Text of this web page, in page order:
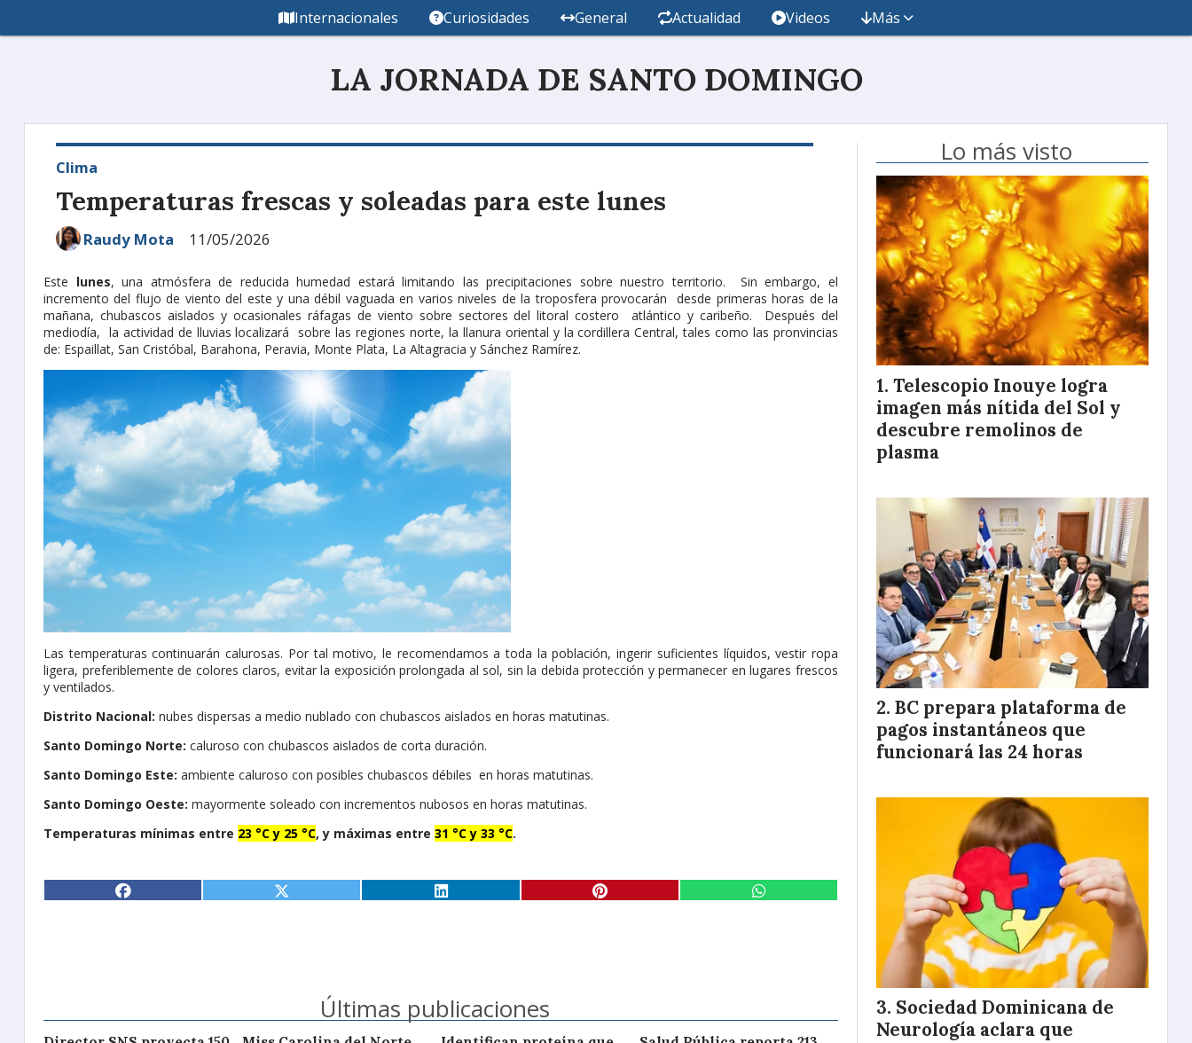
LA JORNADA DE SANTO DOMINGO
Internacionales Curiosidades General Actualidad Videos Más
Temperaturas frescas y soleadas para este lunes
Clima
11/05/2026
Raudy Mota
Este lunes, una atmósfera de reducida humedad estará limitando las precipitaciones sobre nuestro territorio. Sin embargo, el
incremento del flujo de viento del este y una débil vaguada en varios niveles de la troposfera provocarán desde primeras horas de la
mañana, chubascos aislados y ocasionales ráfagas de viento sobre sectores del litoral costero atlántico y caribeño. Después del
mediodía, la actividad de lluvias localizará sobre las regiones norte, la llanura oriental y la cordillera Central, tales como las pronvincias
de: Espaillat, San Cristóbal, Barahona, Peravia, Monte Plata, La Altagracia y Sánchez Ramírez.
Las temperaturas continuarán calurosas. Por tal motivo, le recomendamos a toda la población, ingerir suficientes líquidos, vestir ropa
ligera, preferiblemente de colores claros, evitar la exposición prolongada al sol, sin la debida protección y permanecer en lugares frescos
y ventilados.
Distrito Nacional: nubes dispersas a medio nublado con chubascos aislados en horas matutinas.
Santo Domingo Norte: caluroso con chubascos aislados de corta duración.
Santo Domingo Este: ambiente caluroso con posibles chubascos débiles en horas matutinas.
Santo Domingo Oeste: mayormente soleado con incrementos nubosos en horas matutinas.
Temperaturas mínimas entre 23 °C y 25 °C, y máximas entre 31 °C y 33 °C.
Últimas publicaciones
Lo más visto
Telescopio Inouye logra
imagen más nítida del Sol y
descubre remolinos de
plasma
BC prepara plataforma de
pagos instantáneos que
funcionará las 24 horas
Sociedad Dominicana de
Neurología aclara que